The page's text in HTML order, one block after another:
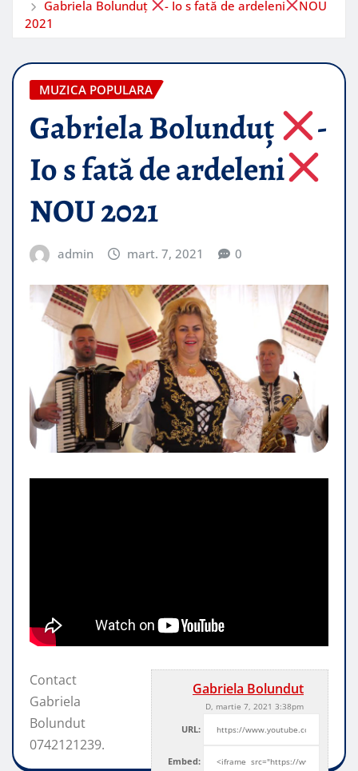
Gabriela Bolunduț
- Io s fată de ardeleni
NOU
2021
MUZICA POPULARA
Gabriela Bolunduț
-
Io s fată de ardeleni
NOU 2021
admin mart. 7, 2021 0
Gabriela Bolundut
D, martie 7, 2021 3:38pm
URL:
Embed:
Contact
Gabriela
Bolundut
0742121239.